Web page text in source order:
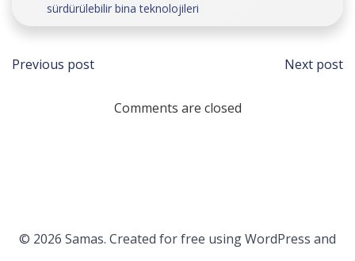
sürdürülebilir bina teknolojileri
Post
navigation
Previous post
Post
Next post
Comments are closed
© 2026 Samas. Created for free using WordPress and